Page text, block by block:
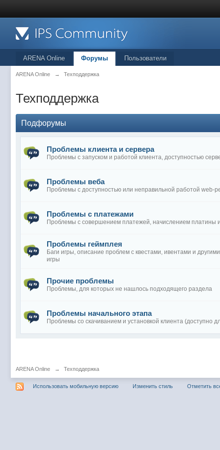
ARENA Online Форумы Пользователи
ARENA Online → Техподдержка
Техподдержка
Подфорумы
Проблемы клиента и сервера
Проблемы с запуском и работой клиента, доступностью
Проблемы веба
Проблемы с доступностью или неправильной работой web-
Проблемы с платежами
Проблемы с совершением платежей, начислением платины
Проблемы геймплея
Баги игры, описание проблем с квестами, ивентами и
игры
Прочие проблемы
Проблемы, для которых не нашлось подходящего раздела
Проблемы начального этапа
Проблемы со скачиванием и установкой клиента (доступно
ARENA Online → Техподдержка
Использовать мобильную версию Изменить стиль Отметить